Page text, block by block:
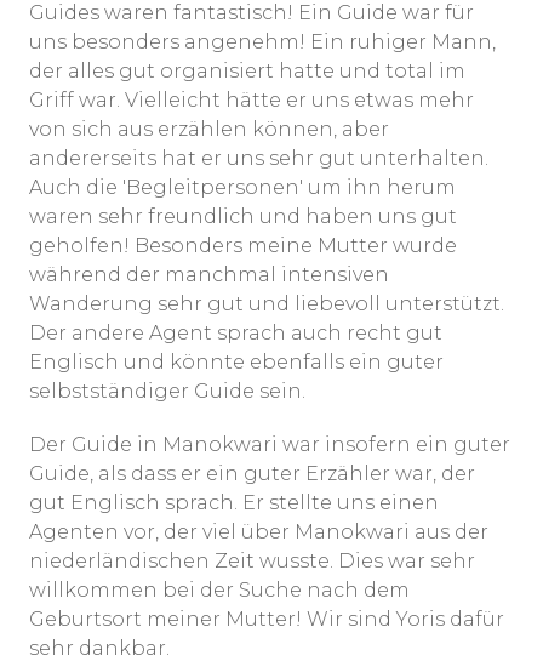
Guides waren fantastisch! Ein Guide war für
uns besonders angenehm! Ein ruhiger Mann,
der alles gut organisiert hatte und total im
Griff war. Vielleicht hätte er uns etwas mehr
von sich aus erzählen können, aber
andererseits hat er uns sehr gut unterhalten.
Auch die 'Begleitpersonen' um ihn herum
waren sehr freundlich und haben uns gut
geholfen! Besonders meine Mutter wurde
während der manchmal intensiven
Wanderung sehr gut und liebevoll unterstützt.
Der andere Agent sprach auch recht gut
Englisch und könnte ebenfalls ein guter
selbstständiger Guide sein.
Der Guide in Manokwari war insofern ein guter
Guide, als dass er ein guter Erzähler war, der
gut Englisch sprach. Er stellte uns einen
Agenten vor, der viel über Manokwari aus der
niederländischen Zeit wusste. Dies war sehr
willkommen bei der Suche nach dem
Geburtsort meiner Mutter! Wir sind Yoris dafür
sehr dankbar.